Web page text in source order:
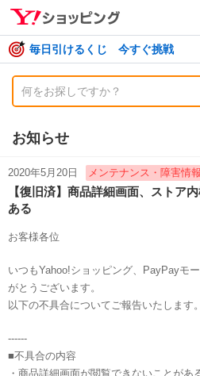
毎日引けるくじ 今すぐ挑戦
お知らせ
2020年5月20日 メンテナンス・障害情報
【復旧済】商品詳細画面、ストア
ある
お客様各位
いつもYahoo!ショッピング、PayPayモ
がとうございます。
以下の不具合についてご報告いたします。
------
■不具合の内容
・商品詳細画面が閲覧できないことがあ